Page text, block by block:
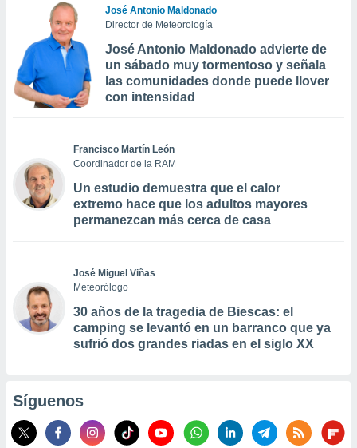
José Antonio Maldonado
Director de Meteorología
José Antonio Maldonado advierte de
un sábado muy tormentoso y señala
las comunidades donde puede llover
con intensidad
Francisco Martín León
Coordinador de la RAM
Un estudio demuestra que el calor
extremo hace que los adultos mayores
permanezcan más cerca de casa
José Miguel Viñas
Meteorólogo
30 años de la tragedia de Biescas: el
camping se levantó en un barranco que ya
sufrió dos grandes riadas en el siglo XX
Síguenos